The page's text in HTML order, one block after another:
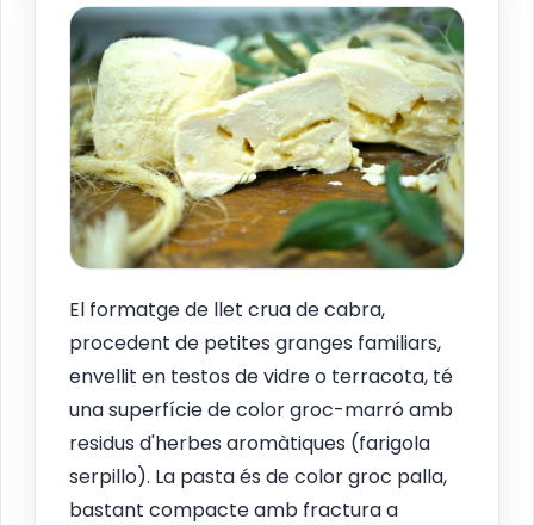
El formatge de llet crua de cabra,
procedent de petites granges familiars,
envellit en testos de vidre o terracota, té
una superfície de color groc-marró amb
residus d'herbes aromàtiques (farigola
serpillo). La pasta és de color groc palla,
bastant compacte amb fractura a